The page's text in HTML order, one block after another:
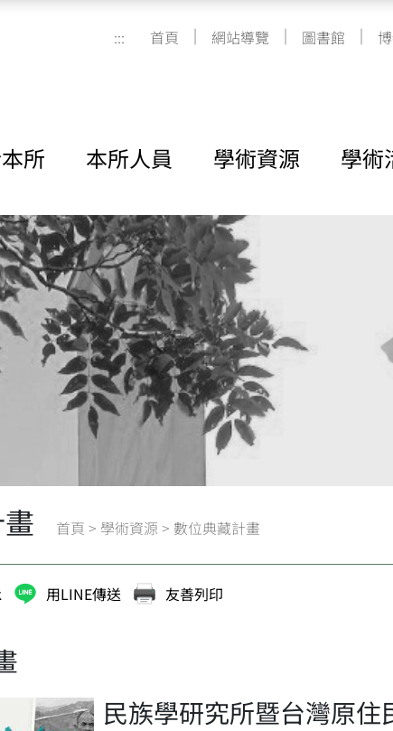
::: 首頁 | 網站導覽 | 圖書館 |
所 本所人員 學術資源 學術
首頁 > 學術資源 > 數位典藏計畫
用LINE傳送 友善列印
民族學研究所暨台灣原住